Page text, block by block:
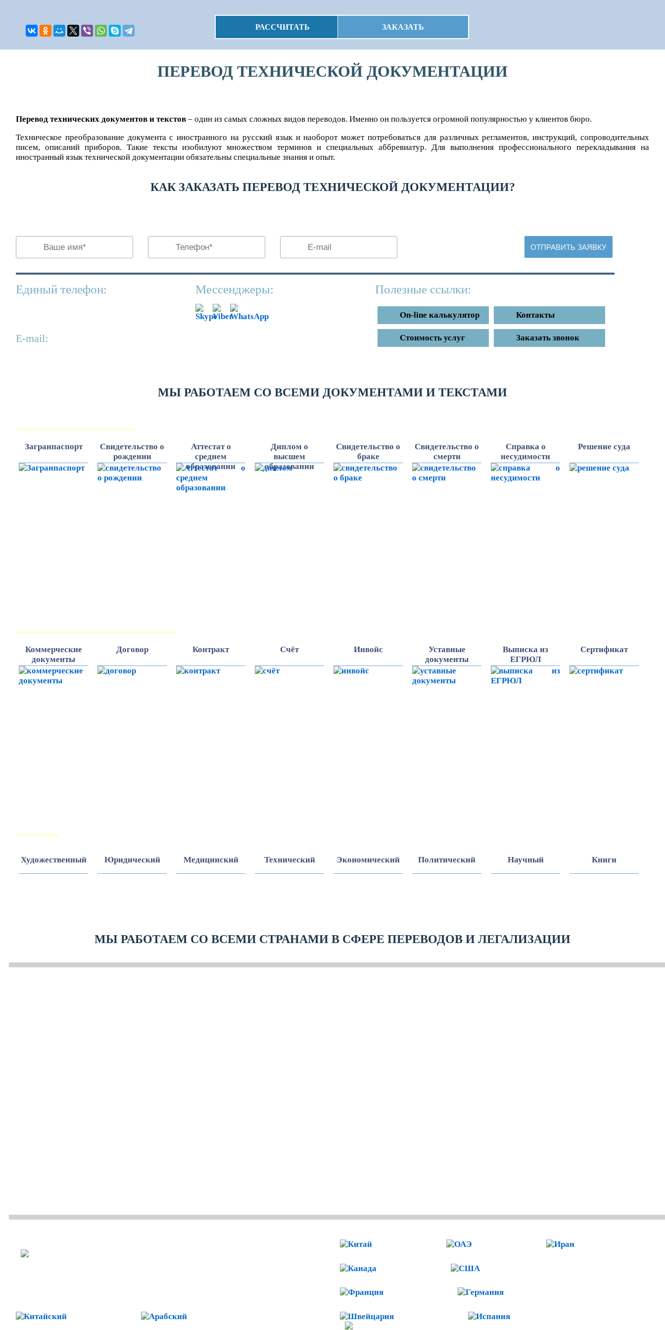
РАССЧИТАТЬ ЗАКАЗАТЬ
ПЕРЕВОД ТЕХНИЧЕСКОЙ ДОКУМЕНТАЦИИ
Перевод технических документов и текстов – один из самых сложных видов переводов. Именно он пользуется огромной популярностью у клиентов бюро.
Техническое преобразование документа с иностранного на русский язык и наоборот может потребоваться для различных регламентов, инструкций, сопроводительных
писем, описаний приборов. Такие тексты изобилуют множеством терминов и специальных аббревиатур. Для выполнения профессионального перекладывания на
иностранный язык технической документации обязательны специальные знания и опыт.
КАК ЗАКАЗАТЬ ПЕРЕВОД ТЕХНИЧЕСКОЙ ДОКУМЕНТАЦИИ?
Единый телефон:
Е-mail:
Мессенджеры: Полезные ссылки:
On-line калькулятор Контакты
Стоимость услуг Заказать звонок
МЫ РАБОТАЕМ СО ВСЕМИ ДОКУМЕНТАМИ И ТЕКСТАМИ
Загранпаспорт
Cвидетельство о
рождении
Аттестат о
среднем
образовании
Диплом о
высшем
образовании
Свидетельство о
браке
Свидетельство о
смерти
Справка о
несудимости
Решение суда
Коммерческие
документы
Договор Контракт Счёт Инвойс
Уставные
документы
Выписка из
ЕГРЮЛ
Cертификат
Художественный Юридический Медицинский Технический Экономический Политический Научный Книги
МЫ РАБОТАЕМ СО ВСЕМИ СТРАНАМИ В СФЕРЕ ПЕРЕВОДОВ И ЛЕГАЛИЗАЦИИ